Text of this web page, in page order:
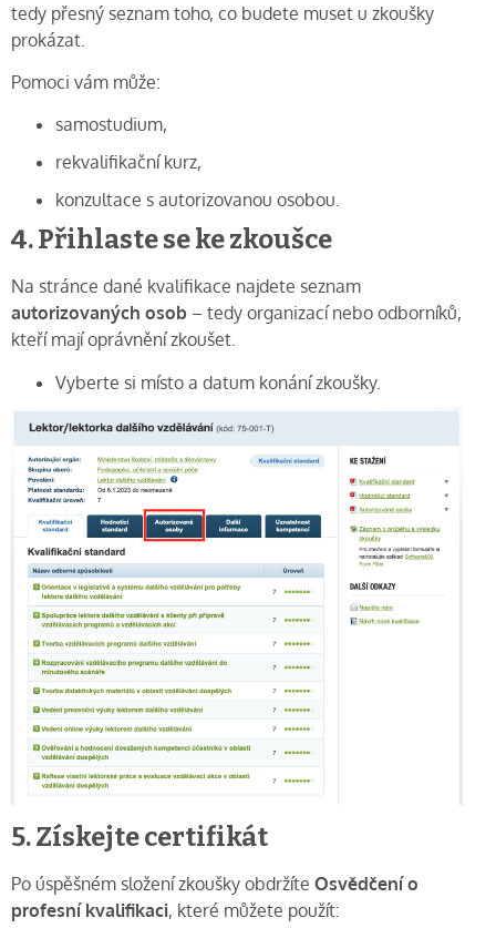
tedy přesný seznam toho, co budete muset u zkoušky
prokázat.
Pomoci vám může:
samostudium,
rekvalifikační kurz,
konzultace s autorizovanou osobou.
4. Přihlaste se ke zkoušce
Na stránce dané kvalifikace najdete seznam
autorizovaných osob – tedy organizací nebo odborníků,
kteří mají oprávnění zkoušet.
Vyberte si místo a datum konání zkoušky.
5. Získejte certifikát
Po úspěšném složení zkoušky obdržíte Osvědčení o
profesní kvalifikaci, které můžete použít: